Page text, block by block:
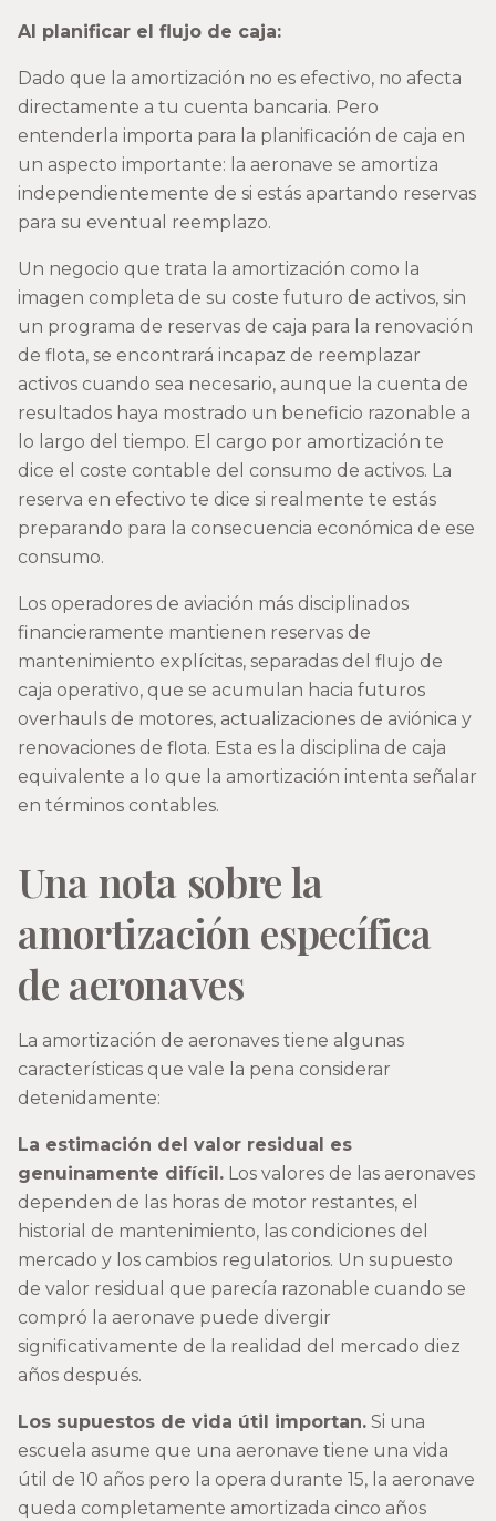
Al planificar el flujo de caja:
Dado que la amortización no es efectivo, no afecta
directamente a tu cuenta bancaria. Pero
entenderla importa para la planificación de caja en
un aspecto importante: la aeronave se amortiza
independientemente de si estás apartando reservas
para su eventual reemplazo.
Un negocio que trata la amortización como la
imagen completa de su coste futuro de activos, sin
un programa de reservas de caja para la renovación
de flota, se encontrará incapaz de reemplazar
activos cuando sea necesario, aunque la cuenta de
resultados haya mostrado un beneficio razonable a
lo largo del tiempo. El cargo por amortización te
dice el coste contable del consumo de activos. La
reserva en efectivo te dice si realmente te estás
preparando para la consecuencia económica de ese
consumo.
Los operadores de aviación más disciplinados
financieramente mantienen reservas de
mantenimiento explícitas, separadas del flujo de
caja operativo, que se acumulan hacia futuros
overhauls de motores, actualizaciones de aviónica y
renovaciones de flota. Esta es la disciplina de caja
equivalente a lo que la amortización intenta señalar
en términos contables.
Una nota sobre la
amortización específica
de aeronaves
La amortización de aeronaves tiene algunas
características que vale la pena considerar
detenidamente:
La estimación del valor residual es
genuinamente difícil. Los valores de las aeronaves
dependen de las horas de motor restantes, el
historial de mantenimiento, las condiciones del
mercado y los cambios regulatorios. Un supuesto
de valor residual que parecía razonable cuando se
compró la aeronave puede divergir
significativamente de la realidad del mercado diez
años después.
Los supuestos de vida útil importan. Si una
escuela asume que una aeronave tiene una vida
útil de 10 años pero la opera durante 15, la aeronave
queda completamente amortizada cinco años